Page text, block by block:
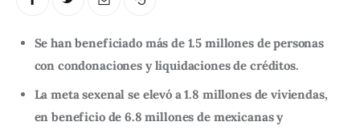
Se han beneficiado más de 1.5 millones de personas
con condonaciones y liquidaciones de créditos.
La meta sexenal se elevó a 1.8 millones de viviendas,
en beneficio de 6.8 millones de mexicanas y